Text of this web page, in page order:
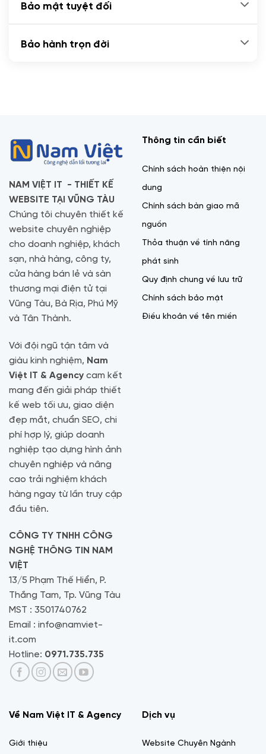
Bảo mật tuyệt đối
Bảo hành trọn đời
NAM VIỆT IT - THIẾT KẾ
WEBSITE TẠI VŨNG TÀU
Chúng tôi chuyên thiết kế
website chuyên nghiệp
cho doanh nghiệp, khách
sạn, nhà hàng, công ty,
cửa hàng bán lẻ và sàn
thương mại điện tử tại
Vũng Tàu, Bà Rịa, Phú Mỹ
và Tân Thành.
Với đội ngũ tận tâm và
giàu kinh nghiệm, Nam
Việt IT & Agency cam kết
mang đến giải pháp thiết
kế web tối ưu, giao diện
đẹp mắt, chuẩn SEO, chi
phí hợp lý, giúp doanh
nghiệp tạo dựng hình ảnh
chuyên nghiệp và nâng
cao trải nghiệm khách
hàng ngay từ lần truy cập
đầu tiên.
CÔNG TY TNHH CÔNG
NGHỆ THÔNG TIN NAM
VIỆT
13/5 Phạm Thế Hiển, P.
Thắng Tam, Tp. Vũng Tàu
MST : 3501740762
Email : info@namviet-
it.com
Hotline: 0971.735.735
Thông tin cần biết
Chính sách hoàn thiện nội
dung
Chính sách bàn giao mã
nguồn
Thỏa thuận về tính năng
phát sinh
Quy định chung về lưu trữ
Chính sách bảo mật
Điều khoản về tên miền
Về Nam Việt IT & Agency
Giới thiệu
Dịch vụ
Website Chuyên Ngành